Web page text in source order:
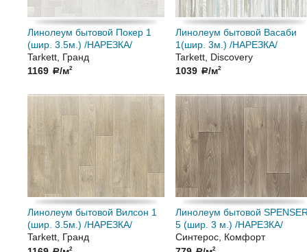
Линолеум бытовой Покер 1
(шир. 3.5м.) /НАРЕЗКА/
Tarkett, Гранд
1169 a/м2
Линолеум бытовой Васаби
1(шир. 3м.) /НАРЕЗКА/
Tarkett, Discovery
1039 a/м2
Линолеум бытовой Вилсон 1
(шир. 3.5м.) /НАРЕЗКА/
Tarkett, Гранд
2
Линолеум бытовой
5 (шир. 3 м.) /НАРЕЗКА/
Синтерос, Комфорт
2